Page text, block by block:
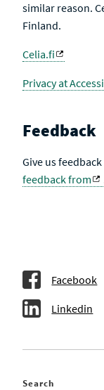
similar reason.
Finland.
Celia.fi
Privacy at
Feedback
Give us
feedback from
Facebook
Linkedin
Search